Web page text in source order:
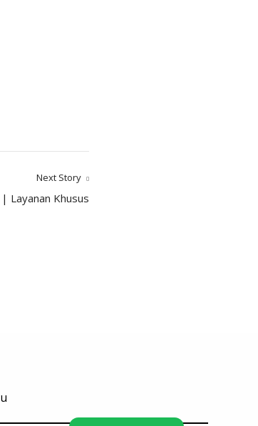
Next Story
Layanan Khusus